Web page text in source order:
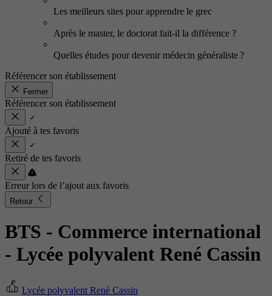
Les meilleurs sites pour apprendre le grec
Après le master, le doctorat fait-il la différence ?
Quelles études pour devenir médecin généraliste ?
Référencer son établissement
Fermer
Référencer son établissement
Ajouté à tes favoris
Retiré de tes favoris
Erreur lors de l’ajout aux favoris
Retour
BTS - Commerce international
- Lycée polyvalent René Cassin
Lycée polyvalent René Cassin